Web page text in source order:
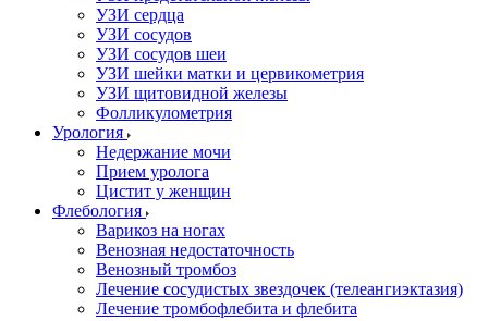
УЗИ сердца
УЗИ сосудов
УЗИ сосудов шеи
УЗИ шейки матки и цервикометрия
УЗИ щитовидной железы
Фолликулометрия
Урология
Недержание мочи
Прием уролога
Цистит у женщин
Флебология
Варикоз на ногах
Венозная недостаточность
Венозный тромбоз
Лечение сосудистых звездочек (телеангиэктазия)
Лечение тромбофлебита и флебита